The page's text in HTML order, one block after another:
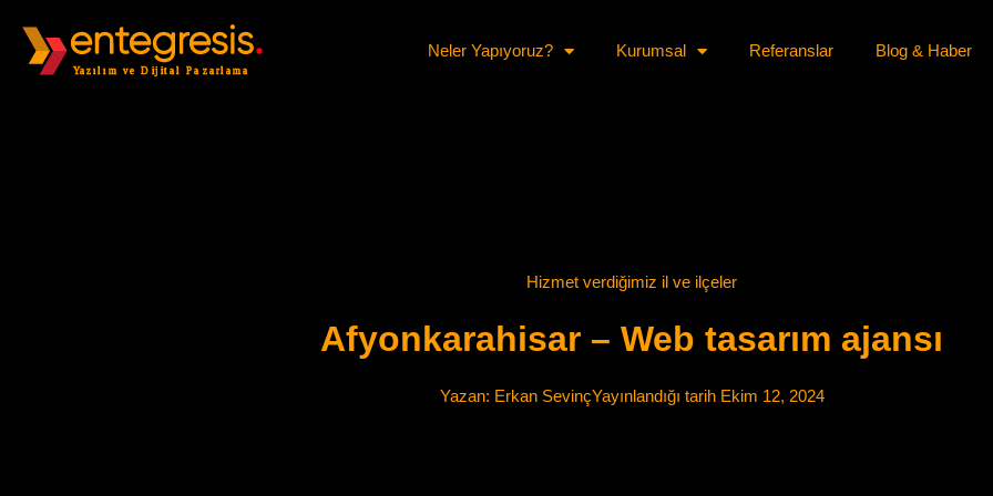
Neler Yapıyoruz? Kurumsal Referanslar Blog & Haber
Hizmet verdiğimiz il ve ilçeler
Afyonkarahisar – Web tasarım ajansı
Yazan: Erkan SevinçYayınlandığı tarihEkim 12, 2024